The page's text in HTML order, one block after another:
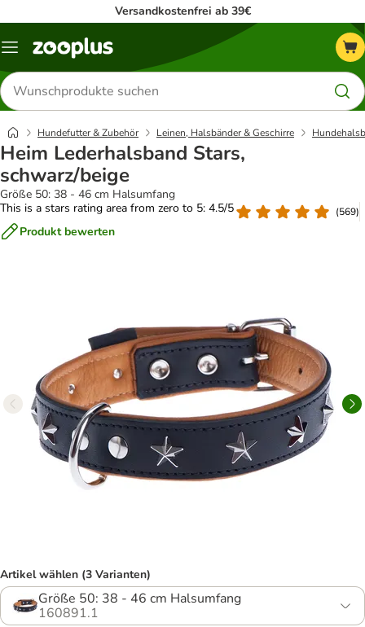
Versandkostenfrei ab 39€
Menü
Produkte
suchen
Hundefutter & Zubehör Leinen, Halsbänder & Geschirre
Heim Lederhalsband Stars,
schwarz/beige
Größe 50: 38 - 46 cm Halsumfang
This is a stars rating area from zero to 5: 4.5/5
(569)
Produkt bewerten
Artikel wählen (3 Varianten)
Größe 50: 38 - 46 cm Halsumfang
160891.1